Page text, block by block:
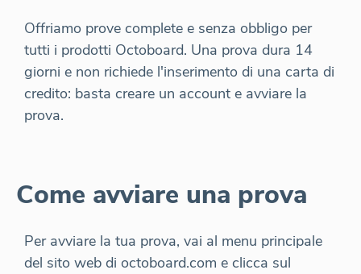
Offriamo prove complete e senza obbligo per
tutti i prodotti Octoboard. Una prova dura 14
giorni e non richiede l'inserimento di una carta di
credito: basta creare un account e avviare la
prova.
Come avviare una prova
Per avviare la tua prova, vai al menu principale
del sito web di octoboard.com e clicca sul